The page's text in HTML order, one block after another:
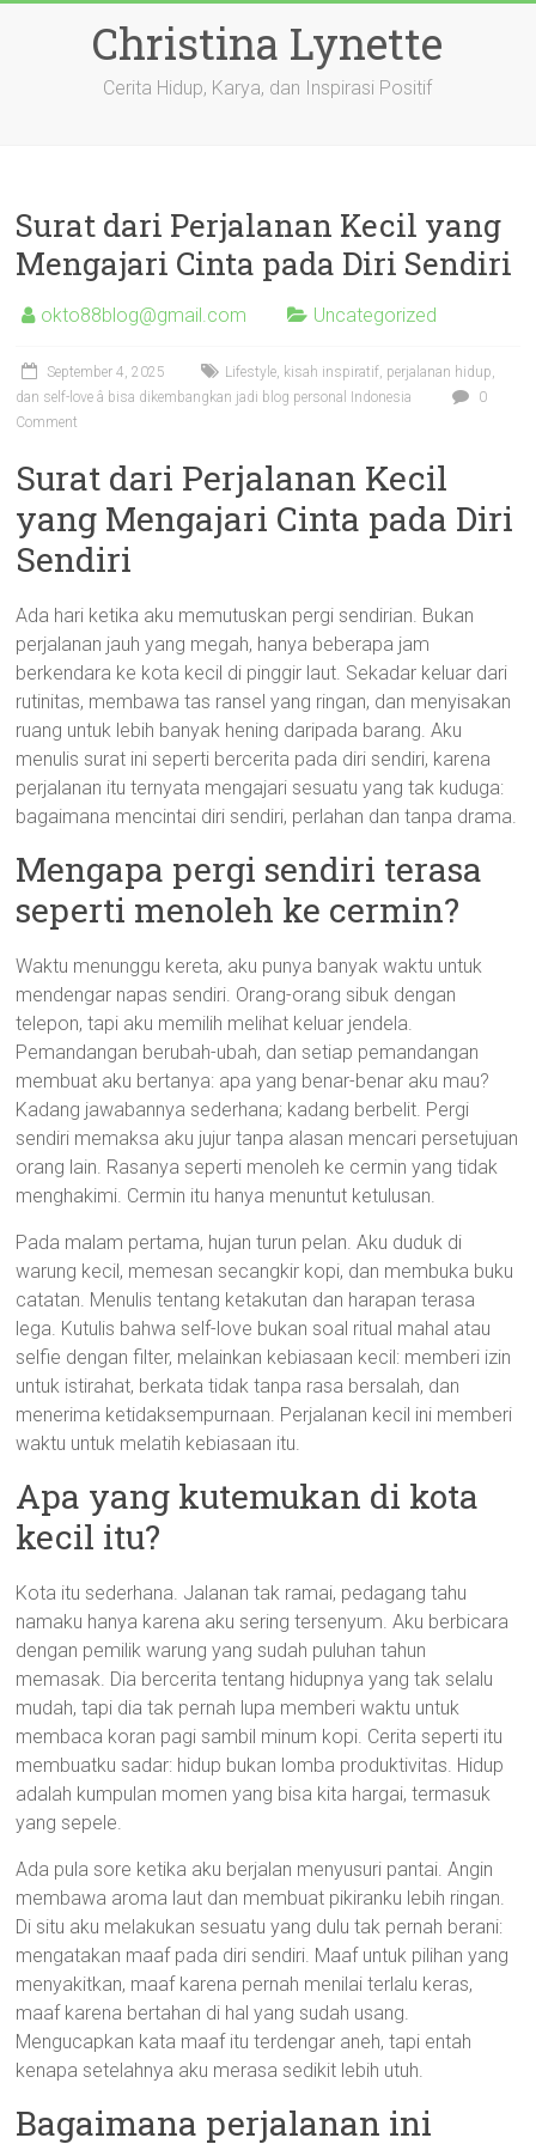
Christina Lynette
Cerita Hidup, Karya, dan Inspirasi Positif
Surat dari Perjalanan Kecil yang
Mengajari Cinta pada Diri Sendiri
okto88blog@gmail.com Uncategorized
September 4, 2025
Lifestyle, kisah inspiratif, perjalanan hidup,
dan self-love â bisa dikembangkan jadi blog personal Indonesia
0
Comment
Surat dari Perjalanan Kecil
yang Mengajari Cinta pada Diri
Sendiri
Ada hari ketika aku memutuskan pergi sendirian. Bukan
perjalanan jauh yang megah, hanya beberapa jam
berkendara ke kota kecil di pinggir laut. Sekadar keluar dari
rutinitas, membawa tas ransel yang ringan, dan menyisakan
ruang untuk lebih banyak hening daripada barang. Aku
menulis surat ini seperti bercerita pada diri sendiri, karena
perjalanan itu ternyata mengajari sesuatu yang tak kuduga:
bagaimana mencintai diri sendiri, perlahan dan tanpa drama.
Mengapa pergi sendiri terasa
seperti menoleh ke cermin?
Waktu menunggu kereta, aku punya banyak waktu untuk
mendengar napas sendiri. Orang-orang sibuk dengan
telepon, tapi aku memilih melihat keluar jendela.
Pemandangan berubah-ubah, dan setiap pemandangan
membuat aku bertanya: apa yang benar-benar aku mau?
Kadang jawabannya sederhana; kadang berbelit. Pergi
sendiri memaksa aku jujur tanpa alasan mencari persetujuan
orang lain. Rasanya seperti menoleh ke cermin yang tidak
menghakimi. Cermin itu hanya menuntut ketulusan.
Pada malam pertama, hujan turun pelan. Aku duduk di
warung kecil, memesan secangkir kopi, dan membuka buku
catatan. Menulis tentang ketakutan dan harapan terasa
lega. Kutulis bahwa self-love bukan soal ritual mahal atau
selfie dengan filter, melainkan kebiasaan kecil: memberi izin
untuk istirahat, berkata tidak tanpa rasa bersalah, dan
menerima ketidaksempurnaan. Perjalanan kecil ini memberi
waktu untuk melatih kebiasaan itu.
Apa yang kutemukan di kota
kecil itu?
Kota itu sederhana. Jalanan tak ramai, pedagang tahu
namaku hanya karena aku sering tersenyum. Aku berbicara
dengan pemilik warung yang sudah puluhan tahun
memasak. Dia bercerita tentang hidupnya yang tak selalu
mudah, tapi dia tak pernah lupa memberi waktu untuk
membaca koran pagi sambil minum kopi. Cerita seperti itu
membuatku sadar: hidup bukan lomba produktivitas. Hidup
adalah kumpulan momen yang bisa kita hargai, termasuk
yang sepele.
Ada pula sore ketika aku berjalan menyusuri pantai. Angin
membawa aroma laut dan membuat pikiranku lebih ringan.
Di situ aku melakukan sesuatu yang dulu tak pernah berani:
mengatakan maaf pada diri sendiri. Maaf untuk pilihan yang
menyakitkan, maaf karena pernah menilai terlalu keras,
maaf karena bertahan di hal yang sudah usang.
Mengucapkan kata maaf itu terdengar aneh, tapi entah
kenapa setelahnya aku merasa sedikit lebih utuh.
Bagaimana perjalanan ini